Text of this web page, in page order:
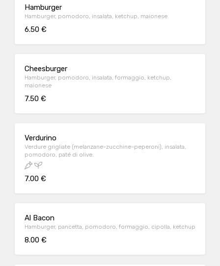
Hamburger
Hamburger, pomodoro, insalata, ketchup, maionese
6.50 €
Cheesburger
Hamburger, pomodoro, insalata, formaggio, ketchup,
maionese
7.50 €
Verdurino
Verdure grigliate (melanzane-zucchine-peperoni), insalata,
pomodoro, paté di olive.
7.00 €
Al Bacon
Hamburger, pancetta, pomodoro, formaggio, cipolla, ketchup
8.00 €